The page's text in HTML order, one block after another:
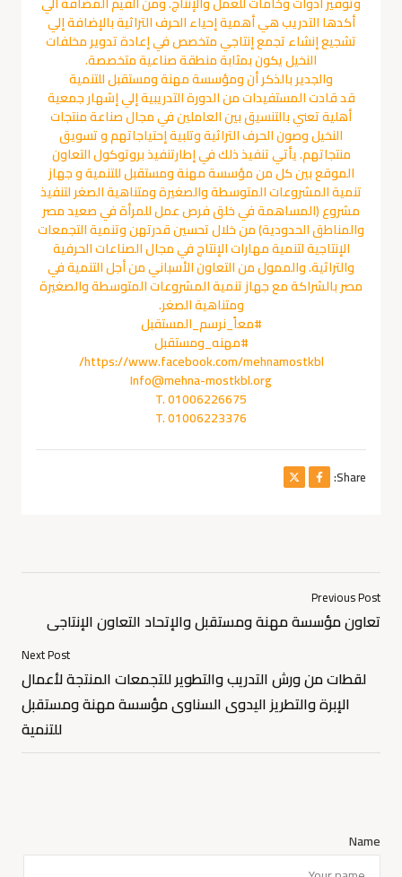
أكدها التدريب هي أهمية إحياء الحرف التراثية بالإضافة إلي
تشجيع إنشاء تجمع إنتاجي متخصص في إعادة تدوير مخلفات
النخيل يكون بمثابة منطقة صناعية متخصصة.
والجدير بالذكر أن ومؤسسة مهنة ومستقبل للتنمية
قد قادت المستفيدات من الدورة التدريبية إلي إشهار جمعية
أهلية تعني بالتنسيق بين العاملين في مجال صناعة منتجات
النخيل وصون الحرف التراثية وتلبية إحتياجاتهم و تسويق
منتجاتهم. يأتي تنفيذ ذلك في إطارتنفيذ بروتوكول التعاون
الموقع بين كل من مؤسسة مهنة ومستقبل للتنمية و جهاز
تنمية المشروعات المتوسطة والصغيرة ومتناهية الصغر لتنفيذ
مشروع (المساهمة في خلق فرص عمل للمرأة في صعيد مصر
والمناطق الحدودية) من خلال تحسين قدرتهن وتنمية التجمعات
الإنتاجية لتنمية مهارات الإنتاج في مجال الصناعات الحرفية
والتراثية. والممول من التعاون الأسباني من أجل التنمية في
مصر بالشراكة مع جهاز تنمية المشروعات المتوسطة والصغيرة
ومتناهية الصغر.
#معاً_نرسم_المستقبل
#مهنه_ومستقبل
https://www.facebook.com/mehnamostkbl/
Info@mehna-mostkbl.org
T. 01006226675
T. 01006223376
Share:
Previous Post
تعاون مؤسسة مهنة ومستقبل والإتحاد التعاون الإنتاجى
Next Post
لقطات من ورش التدريب والتطوير للتجمعات المنتجة لأعمال
الإبرة والتطريز اليدوى السناوى مؤسسة مهنة ومستقبل
للتنمية
Name